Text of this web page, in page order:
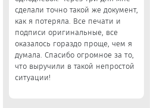
сделали точно такой же документ,
как я потеряла. Все печати и
подписи оригинальные, все
оказалось гораздо проще, чем я
думала. Спасибо огромное за то,
что выручили в такой непростой
ситуации!